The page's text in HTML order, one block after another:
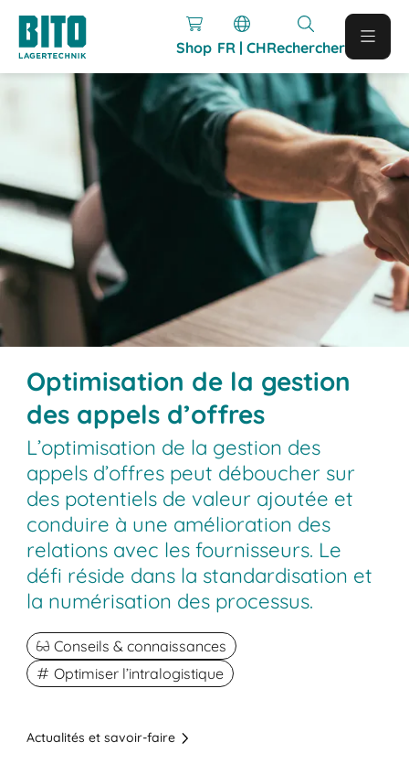
Shop FR | CHRechercher
Optimisation de la gestion
des appels d’offres
L’optimisation de la gestion des
appels d’offres peut déboucher sur
des potentiels de valeur ajoutée et
conduire à une amélioration des
relations avec les fournisseurs. Le
défi réside dans la standardisation et
la numérisation des processus.
Conseils & connaissances
Optimiser l’intralogistique
Actualités et savoir-faire